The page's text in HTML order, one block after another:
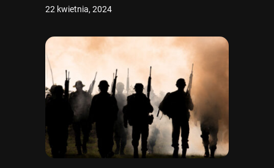
22 kwietnia, 2024